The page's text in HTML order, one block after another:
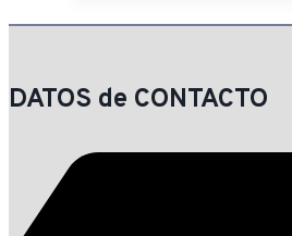
DATOS de CONTACTO